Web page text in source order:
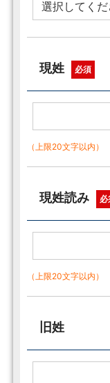
現姓 必須
（上限20文字以内）
現姓読み 必
（上限20文字以内）
旧姓